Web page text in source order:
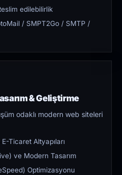
edilebilirlik
/ SMPT2Go / SMTP /
& Geliştirme
odaklı modern web siteleri
Ticaret Altyapıları
ve Modern Tasarım
Optimizasyonu